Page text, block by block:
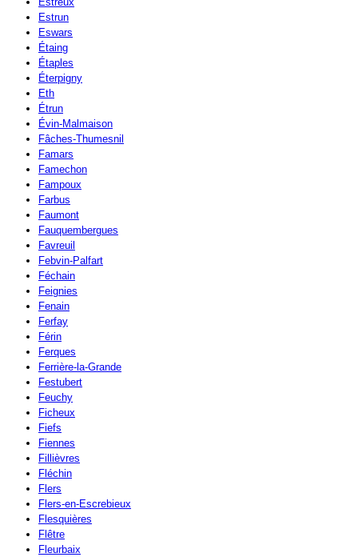
Estrun
Eswars
Étaing
Étaples
Éterpigny
Eth
Étrun
Évin-Malmaison
Fâches-Thumesnil
Famars
Famechon
Fampoux
Farbus
Faumont
Fauquembergues
Favreuil
Febvin-Palfart
Féchain
Feignies
Fenain
Ferfay
Férin
Ferques
Ferrière-la-Grande
Festubert
Feuchy
Ficheux
Fiefs
Fiennes
Fillièvres
Fléchin
Flers
Flers-en-Escrebieux
Flesquières
Flêtre
Fleurbaix